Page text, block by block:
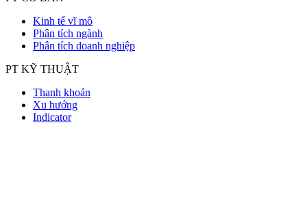
Kinh tế vĩ mô
Phân tích ngành
Phân tích doanh nghiệp
PT KỸ THUẬT
Thanh khoản
Xu hướng
Indicator